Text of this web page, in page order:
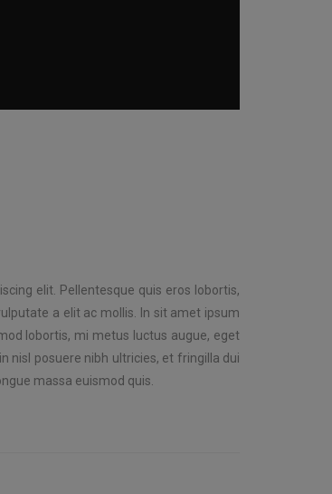
elit. Pellentesque quis eros lobortis,
a elit ac mollis. In sit amet ipsum
lobortis, mi metus luctus augue, eget
nisl posuere nibh ultricies, et fringilla dui
massa euismod quis.